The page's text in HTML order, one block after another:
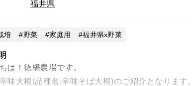
福井県
培 野菜 家庭用 福井県x野菜
は！徳橋農場です。
味大根(品種名:辛味そば大根)のご紹介となります。